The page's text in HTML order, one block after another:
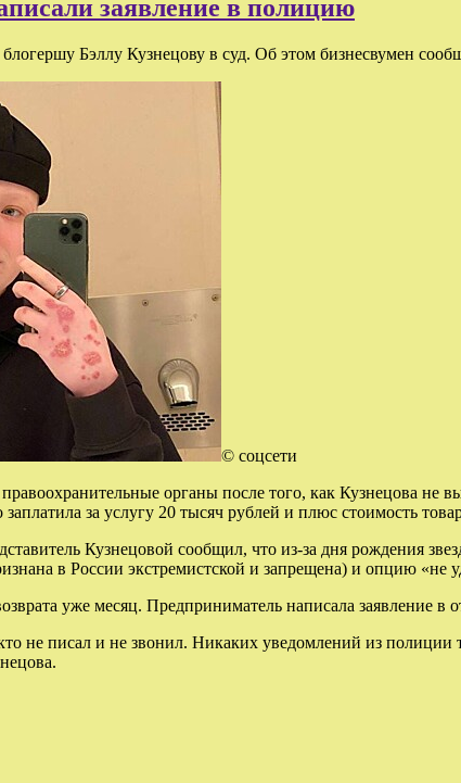
заявление в полицию
Бэллу Кузнецову в суд. Об этом бизнесвумен
© соцсети
органы после того, как Кузнецова
за услугу 20 тысяч рублей и плюс стоимость
Кузнецовой сообщил, что из-за дня рождения
в России экстремистской и запрещена) и опцию «не
уже месяц. Предприниматель написала заявление в
не писал и не звонил. Никаких уведомлений из